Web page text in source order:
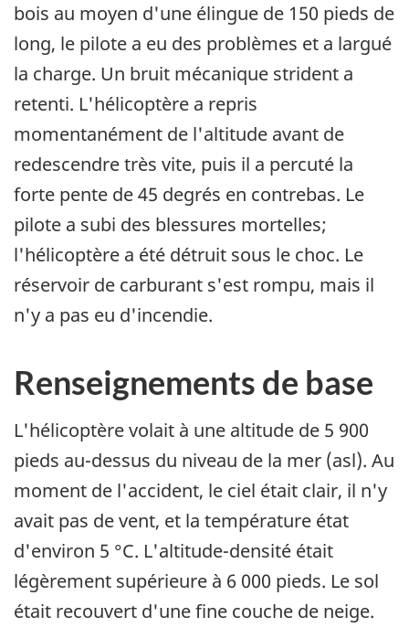
bois au moyen d'une élingue de 150 pieds de
long, le pilote a eu des problèmes et a largué
la charge. Un bruit mécanique strident a
retenti. L'hélicoptère a repris
momentanément de l'altitude avant de
redescendre très vite, puis il a percuté la
forte pente de 45 degrés en contrebas. Le
pilote a subi des blessures mortelles;
l'hélicoptère a été détruit sous le choc. Le
réservoir de carburant s'est rompu, mais il
n'y a pas eu d'incendie.
Renseignements de base
L'hélicoptère volait à une altitude de 5 900
pieds au-dessus du niveau de la mer (asl). Au
moment de l'accident, le ciel était clair, il n'y
avait pas de vent, et la température état
d'environ 5 °C. L'altitude-densité était
légèrement supérieure à 6 000 pieds. Le sol
était recouvert d'une fine couche de neige.